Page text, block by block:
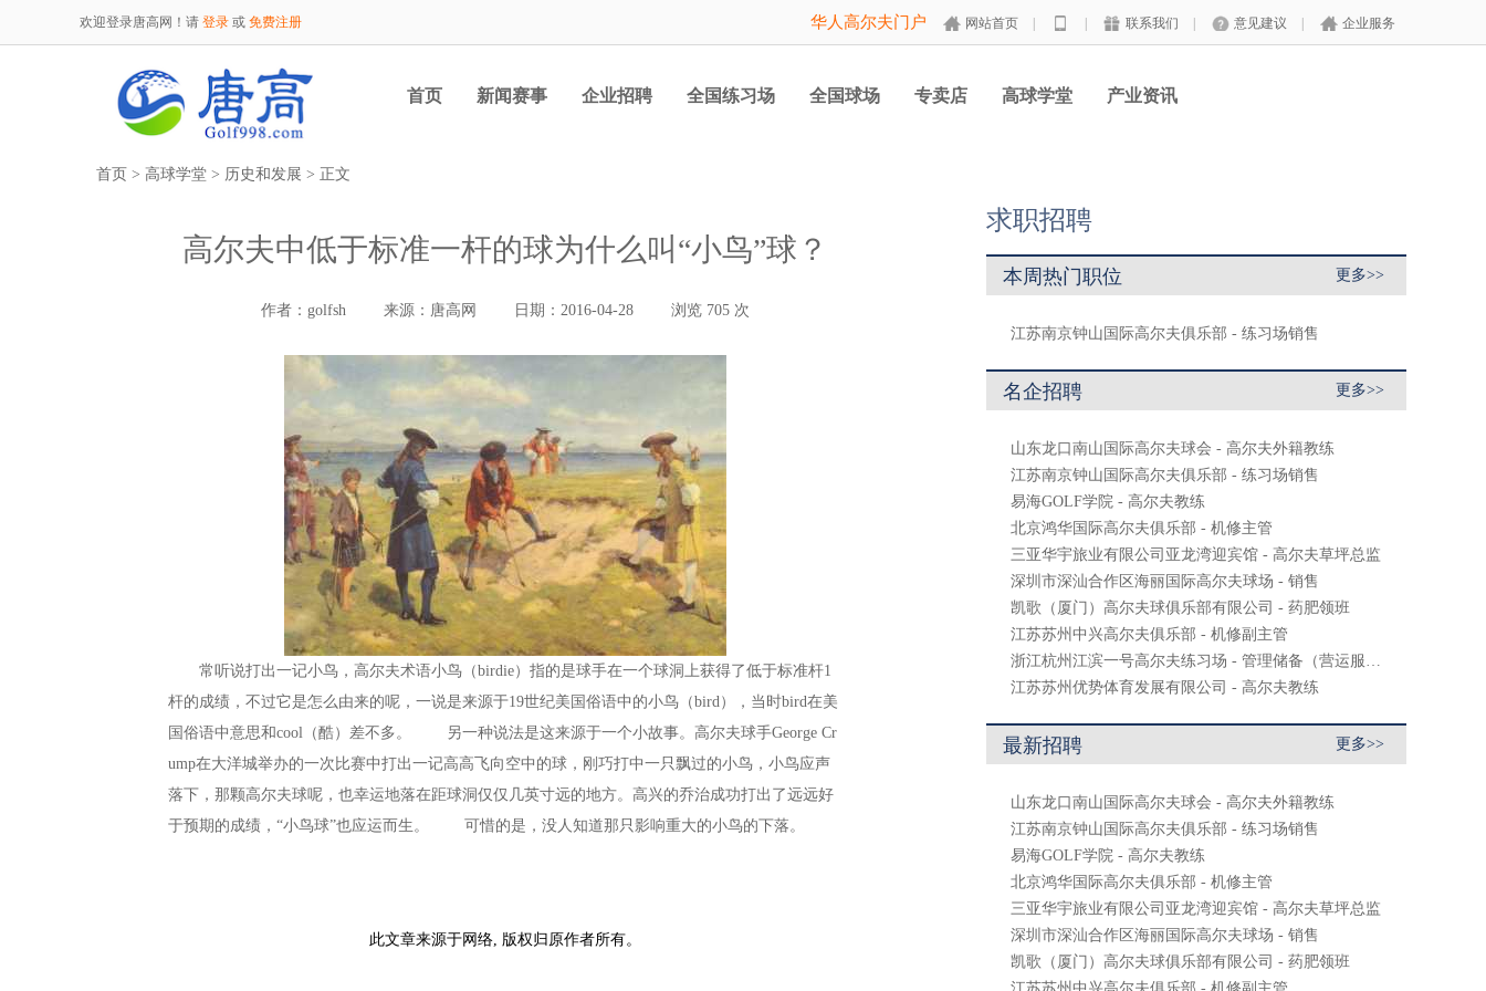
欢迎登录唐高网！请 登录 或 免费注册 华人高尔夫门户 网站首页 联系我们 意见建议 企业服务
首页 新闻赛事 企业招聘 全国练习场 全国球场 专卖店 高球学堂 产业资讯
首页 > 高球学堂 > 历史和发展 > 正文
高尔夫中低于标准一杆的球为什么叫“小鸟”球？
作者：golfsh 来源：唐高网 日期：2016-04-28 浏览 705 次
常听说打出一记小鸟，高尔夫术语小鸟（birdie）指的是球手在一个球洞上获得了低于标准杆1
杆的成绩，不过它是怎么由来的呢，一说是来源于19世纪美国俗语中的小鸟（bird），当时bird在美
国俗语中意思和cool（酷）差不多。 另一种说法是这来源于一个小故事。高尔夫球手George Cr
ump在大洋城举办的一次比赛中打出一记高高飞向空中的球，刚巧打中一只飘过的小鸟，小鸟应声
落下，那颗高尔夫球呢，也幸运地落在距球洞仅仅几英寸远的地方。高兴的乔治成功打出了远远好
于预期的成绩，“小鸟球”也应运而生。 可惜的是，没人知道那只影响重大的小鸟的下落。
此文章来源于网络, 版权归原作者所有。
求职招聘
本周热门职位 更多>>
江苏南京钟山国际高尔夫俱乐部 - 练习场销售
名企招聘 更多>>
山东龙口南山国际高尔夫球会 - 高尔夫外籍教练
江苏南京钟山国际高尔夫俱乐部 - 练习场销售
易海GOLF学院 - 高尔夫教练
北京鸿华国际高尔夫俱乐部 - 机修主管
三亚华宇旅业有限公司亚龙湾迎宾馆 - 高尔夫草坪总监
深圳市深汕合作区海丽国际高尔夫球场 - 销售
凯歌（厦门）高尔夫球俱乐部有限公司 - 药肥领班
江苏苏州中兴高尔夫俱乐部 - 机修副主管
浙江杭州江滨一号高尔夫练习场 - 管理储备（营运服务）
江苏苏州优势体育发展有限公司 - 高尔夫教练
最新招聘 更多>>
山东龙口南山国际高尔夫球会 - 高尔夫外籍教练
江苏南京钟山国际高尔夫俱乐部 - 练习场销售
易海GOLF学院 - 高尔夫教练
北京鸿华国际高尔夫俱乐部 - 机修主管
三亚华宇旅业有限公司亚龙湾迎宾馆 - 高尔夫草坪总监
深圳市深汕合作区海丽国际高尔夫球场 - 销售
凯歌（厦门）高尔夫球俱乐部有限公司 - 药肥领班